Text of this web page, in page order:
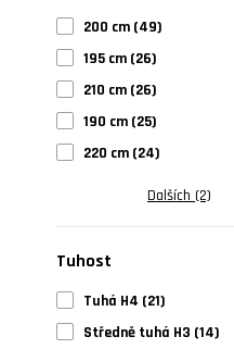
200 cm (49)
195 cm (26)
210 cm (26)
190 cm (25)
220 cm (24)
Dalších (2)
Tuhost
Tuhá H4 (21)
Středně tuhá H3 (14)